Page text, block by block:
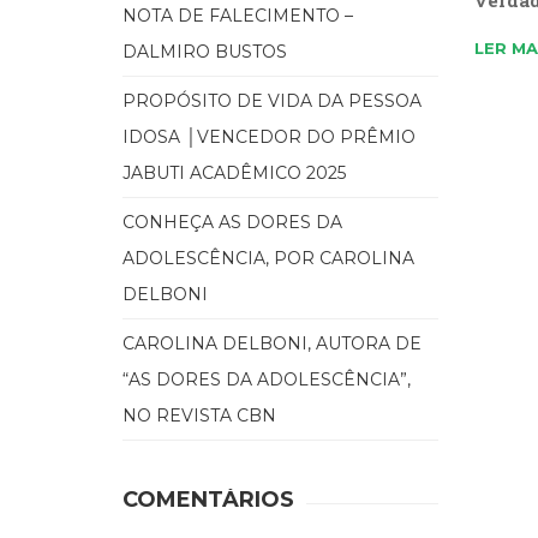
LER
NOTA DE FALECIMENTO –
DALMIRO BUSTOS
PROPÓSITO DE VIDA DA PESSOA
IDOSA │VENCEDOR DO PRÊMIO
JABUTI ACADÊMICO 2025
CONHEÇA AS DORES DA
ADOLESCÊNCIA, POR CAROLINA
DELBONI
CAROLINA DELBONI, AUTORA DE
“AS DORES DA ADOLESCÊNCIA”,
NO REVISTA CBN
COMENTÁRIOS